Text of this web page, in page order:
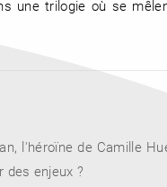
une trilogie où se
l'héroïne de Camille
des enjeux ?